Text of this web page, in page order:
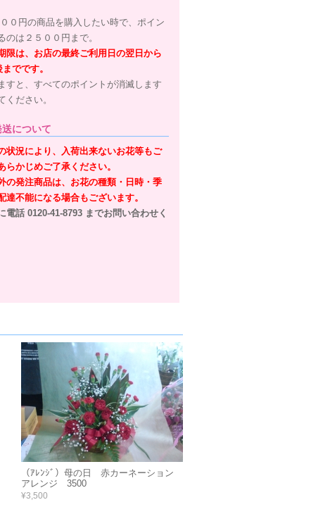
０円の商品を購入したい時で、ポイン
のは２５００円まで。
限は、お店の最終ご利用日の翌日から
でです。
すと、すべてのポイントが消滅します
ください。
について
状況により、入荷出来ないお花等もご
らかじめご了承ください。
の発注商品は、お花の種類・日時・季
達不能になる場合もございます。
電話 0120-41-8793 までお問い合わせく
（ｱﾚﾝｼﾞ）母の日 赤カーネーション
アレンジ 3500
¥3,500